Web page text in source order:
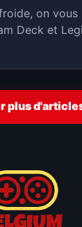
on
Deck et
plus